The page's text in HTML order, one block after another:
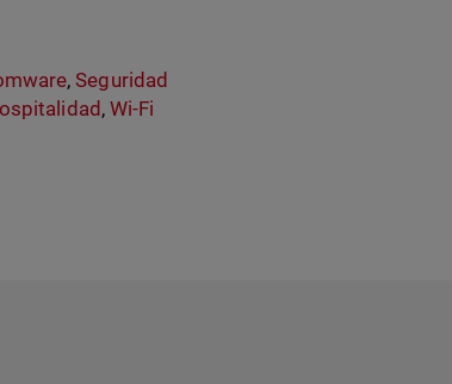
,Seguridad
, Wi-Fi